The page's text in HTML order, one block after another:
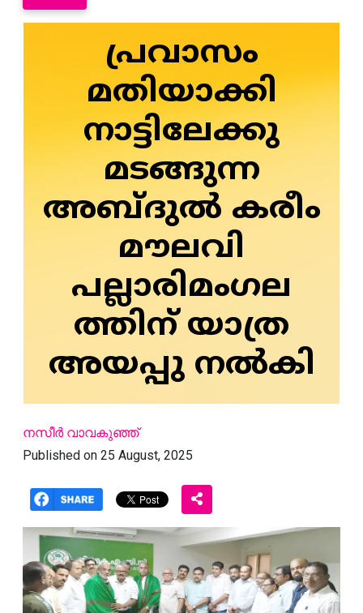
പ്രവാസം
മതിയാക്കി
നാട്ടിലേക്കു
മടങ്ങുന്ന
അബ്ദുല്‍ കരീം
മൗലവി
പല്ലാരിമംഗല
ത്തിന് യാത്ര
അയപ്പു നല്‍കി
നസീര്‍ വാവകുഞ്ഞ്
Published on 25 August, 2025